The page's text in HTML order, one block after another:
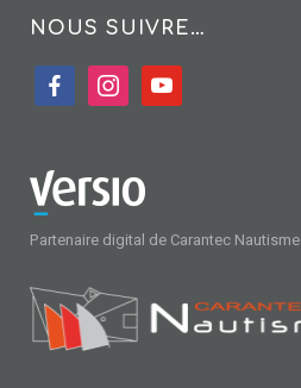
NOUS SUIVRE…
facebookinstagramyoutube
Partenaire digital de Carantec Nautisme